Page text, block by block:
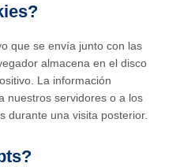
que se envía junto con las
almacena en el disco
La información
nuestros servidores o a los
durante una visita posterior.